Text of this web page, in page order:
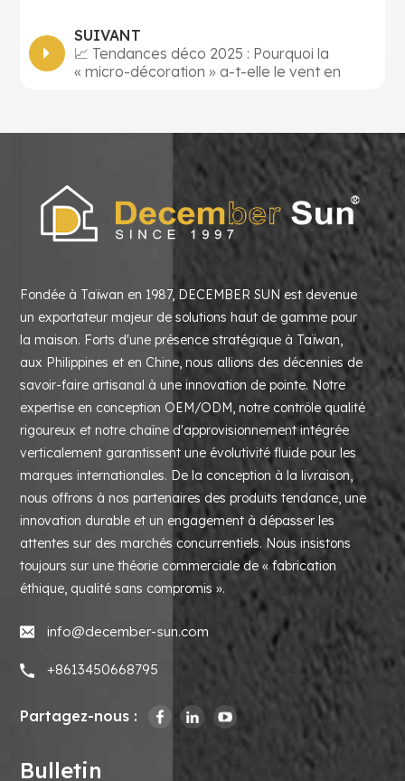
SUIVANT
📈 Tendances déco 2025 : Pourquoi la
« micro-décoration » a-t-elle le vent en
Fondée à Taïwan en 1987, DECEMBER SUN est devenue
un exportateur majeur de solutions haut de gamme pour
la maison. Forts d'une présence stratégique à Taïwan,
aux Philippines et en Chine, nous allions des décennies de
savoir-faire artisanal à une innovation de pointe. Notre
expertise en conception OEM/ODM, notre contrôle qualité
rigoureux et notre chaîne d'approvisionnement intégrée
verticalement garantissent une évolutivité fluide pour les
marques internationales. De la conception à la livraison,
nous offrons à nos partenaires des produits tendance, une
innovation durable et un engagement à dépasser les
attentes sur des marchés concurrentiels. Nous insistons
toujours sur une théorie commerciale de « fabrication
éthique, qualité sans compromis ».
info@december-sun.com
+8613450668795
Partagez-nous :
Bulletin